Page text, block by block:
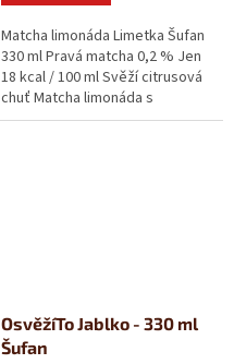
Matcha limonáda Limetka Šufan
330 ml Pravá matcha 0,2 % Jen
18 kcal / 100 ml Svěží citrusová
chuť Matcha limonáda s
limetkou staví jemně hořký...
OsvěžíTo Jablko - 330 ml
Šufan